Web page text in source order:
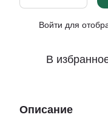
Войти для
В
Описание